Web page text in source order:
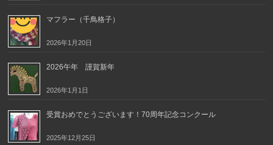
マフラー（千鳥格子）
2026年1月20日
2026午年 謹賀新年
2026年1月1日
受賞おめでとうございます！70周年記念コンクール
2025年12月25日